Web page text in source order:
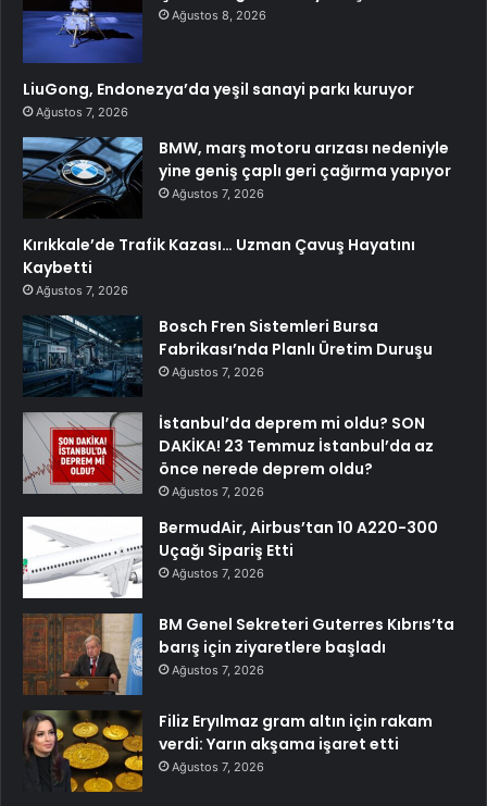
Ağustos 8, 2026
LiuGong, Endonezya’da yeşil sanayi parkı kuruyor
Ağustos 7, 2026
BMW, marş motoru arızası nedeniyle
yine geniş çaplı geri çağırma yapıyor
Ağustos 7, 2026
Kırıkkale’de Trafik Kazası… Uzman Çavuş Hayatını
Kaybetti
Ağustos 7, 2026
Bosch Fren Sistemleri Bursa
Fabrikası’nda Planlı Üretim Duruşu
Ağustos 7, 2026
İstanbul’da deprem mi oldu? SON
DAKİKA! 23 Temmuz İstanbul’da az
önce nerede deprem oldu?
Ağustos 7, 2026
BermudAir, Airbus’tan 10 A220-300
Uçağı Sipariş Etti
Ağustos 7, 2026
BM Genel Sekreteri Guterres Kıbrıs’ta
barış için ziyaretlere başladı
Ağustos 7, 2026
Filiz Eryılmaz gram altın için rakam
verdi: Yarın akşama işaret etti
Ağustos 7, 2026